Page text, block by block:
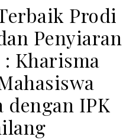
Prodi
Penyiaran
: Kharisma
IPK